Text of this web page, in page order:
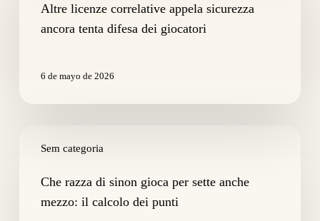
appelaAltre licenze correlative appela sicurezza
ancora tenta difesa dei giocatori
6 de mayo de 2026
Sem categoria
razza
sinonChe razza di sinon gioca per sette anche
mezzo: il calcolo dei punti